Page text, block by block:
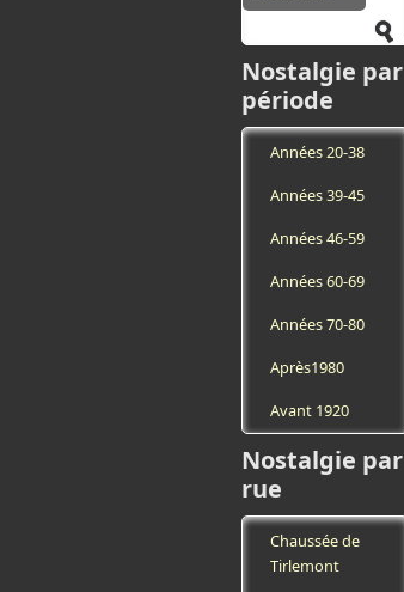
Nostalgie par
période
Années 20-38
Années 39-45
Années 46-59
Années 60-69
Années 70-80
Après1980
Avant 1920
Nostalgie par
rue
Chaussée de
Tirlemont